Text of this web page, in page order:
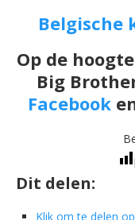
Belgische
Op de
Big
Facebook
Dit delen:
Klik om te delen